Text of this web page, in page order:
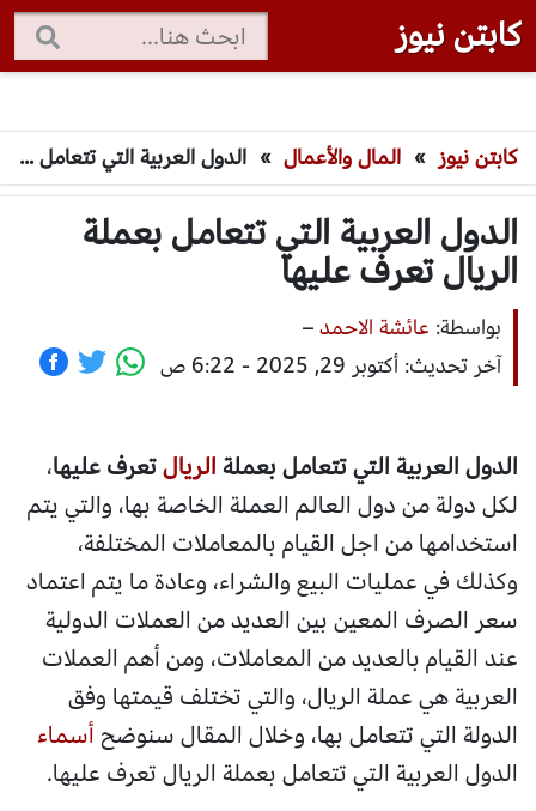
كابتن نيوز
كابتن نيوز » المال والأعمال » الدول العربية التي تتعامل بعملة الريال تعرف عليها
الدول العربية التي تتعامل بعملة
الريال تعرف عليها
بواسطة: عائشة الاحمد–
آخر تحديث: أكتوبر 29, 2025 - 6:22 ص
الدول العربية التي تتعامل بعملةالريالتعرف عليها،
لكل دولة من دول العالم العملة الخاصة بها، والتي يتم
استخدامها من اجل القيام بالمعاملات المختلفة،
وكذلك في عمليات البيع والشراء، وعادة ما يتم اعتماد
سعر الصرف المعين بين العديد من العملات الدولية
عند القيام بالعديد من المعاملات، ومن أهم العملات
العربية هي عملة الريال، والتي تختلف قيمتها وفق
الدولة التي تتعامل بها، وخلال المقال سنوضحأسماء
الدول العربية التي تتعامل بعملة الريال تعرف عليها.